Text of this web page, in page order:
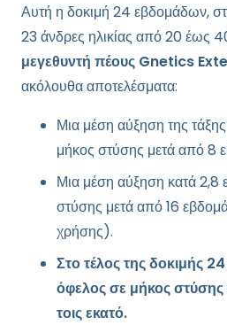
Αυτή η δοκιμή 24 εβδομάδων,
23 άνδρες ηλικίας από 20 έως
μεγεθυντή πέους Gnetics
ακόλουθα αποτελέσματα:
Μια μέση αύξηση της
μήκος στύσης μετά από 8
Μια μέση αύξηση κατά 2,8
στύσης μετά από 16
χρήσης).
Στο τέλος της δοκιμής
όφελος σε μήκος στύσης
τοις εκατό.